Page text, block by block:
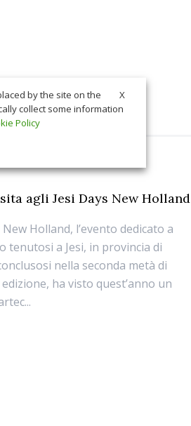
agli Jesi Days New Holland
Holland, l’evento dedicato a
a Jesi, in provincia di
nella seconda metà di
ha visto quest’anno un
X
by the site on the
collect some information
Policy